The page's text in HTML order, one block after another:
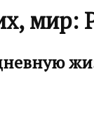
мир: